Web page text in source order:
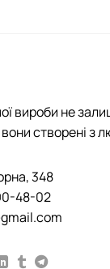
вироби не
створені з
348
48-02